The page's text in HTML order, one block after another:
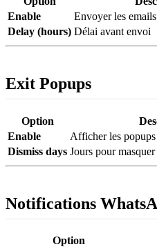
Enable
Envoyer les
Delay (hours) Délai avant envoi
Exit Popups
Option
Enable
Afficher les
Dismiss days Jours pour
Notifications
Option